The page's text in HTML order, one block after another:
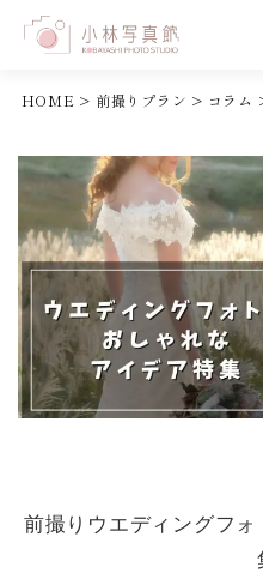
HOME > 前撮りプラン > コラム
前撮りウエディングフ